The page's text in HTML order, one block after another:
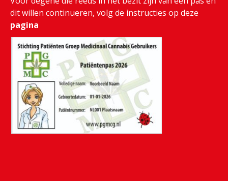
dit willen continueren, volg de instructies op deze
pagina